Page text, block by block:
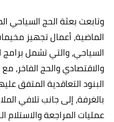
وتابعت بعثة الحج السياحي
الماضية، أعمال تجهيز
السياحي، والتي تشمل
والاقتصادي والحج الفاخر،
البنود التعاقدية المتفق
بالغرفة، إلى جانب تلافي
عمليات المراجعة والاستلام